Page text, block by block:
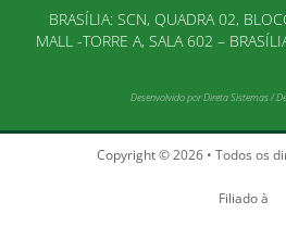
BRASÍLIA: SCN, QUADRA 02,
MALL -TORRE A, SALA 602 –
Desenvolvido porDireta Sistemas/
Copyright © 2026 • Todos os
Filiado à